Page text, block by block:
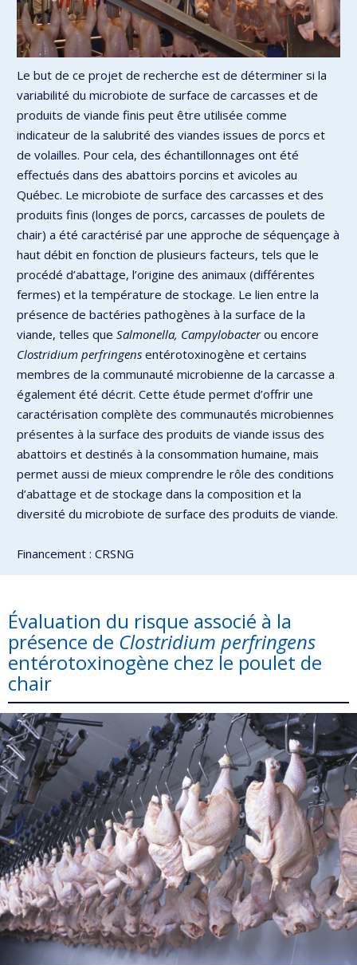
Le but de ce projet de recherche est de déterminer si la
variabilité du microbiote de surface de carcasses et de
produits de viande finis peut être utilisée comme
indicateur de la salubrité des viandes issues de porcs et
de volailles. Pour cela, des échantillonnages ont été
effectués dans des abattoirs porcins et avicoles au
Québec. Le microbiote de surface des carcasses et des
produits finis (longes de porcs, carcasses de poulets de
chair) a été caractérisé par une approche de séquençage à
haut débit en fonction de plusieurs facteurs, tels que le
procédé d’abattage, l’origine des animaux (différentes
fermes) et la température de stockage. Le lien entre la
présence de bactéries pathogènes à la surface de la
viande, telles que Salmonella, Campylobacterou encore
Clostridium perfringens entérotoxinogène et certains
membres de la communauté microbienne de la carcasse a
également été décrit. Cette étude permet d’offrir une
caractérisation complète des communautés microbiennes
présentes à la surface des produits de viande issus des
abattoirs et destinés à la consommation humaine, mais
permet aussi de mieux comprendre le rôle des conditions
d’abattage et de stockage dans la composition et la
diversité du microbiote de surface des produits de viande.
Financement : CRSNG
Évaluation du risque associé à la
présence de Clostridium perfringens
entérotoxinogène chez le poulet de
chair